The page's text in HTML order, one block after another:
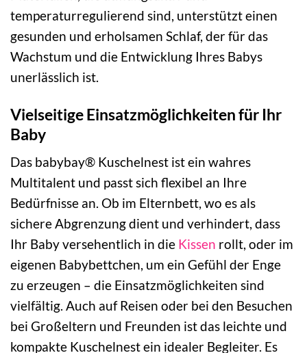
temperaturregulierend sind, unterstützt einen
gesunden und erholsamen Schlaf, der für das
Wachstum und die Entwicklung Ihres Babys
unerlässlich ist.
Vielseitige Einsatzmöglichkeiten für Ihr
Baby
Das babybay® Kuschelnest ist ein wahres
Multitalent und passt sich flexibel an Ihre
Bedürfnisse an. Ob im Elternbett, wo es als
sichere Abgrenzung dient und verhindert, dass
Ihr Baby versehentlich in die Kissen rollt, oder im
eigenen Babybettchen, um ein Gefühl der Enge
zu erzeugen – die Einsatzmöglichkeiten sind
vielfältig. Auch auf Reisen oder bei den Besuchen
bei Großeltern und Freunden ist das leichte und
kompakte Kuschelnest ein idealer Begleiter. Es